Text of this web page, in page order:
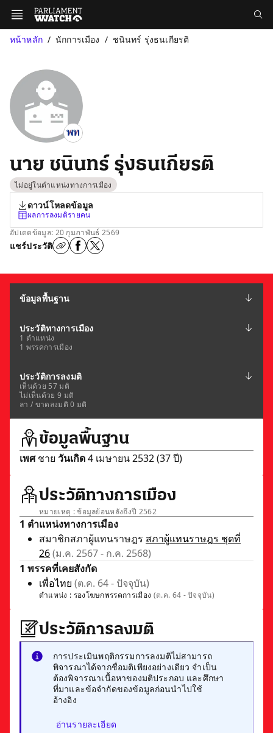
หน้าหลัก นักการเมือง ชนินทร์ รุ่งธนเกียรติ
นาย ชนินทร์ รุ่งธนเกียรติ
ไม่อยู่ในตำแหน่งทางการเมือง
ดาวน์โหลดข้อมูล
ผลการลงมติรายคน
อัปเดตข้อมูล: 20 กุมภาพันธ์ 2569
แชร์ประวัติ
ข้อมูลพื้นฐาน
ประวัติทางการเมือง
1 ตำแหน่ง
1 พรรคการเมือง
ประวัติการลงมติ
เห็นด้วย 57 มติ
ไม่เห็นด้วย 9 มติ
ลา / ขาดลงมติ 0 มติ
ข้อมูลพื้นฐาน
เพศชาย วันเกิด4 เมษายน 2532 (37 ปี)
ประวัติทางการเมือง
หมายเหตุ : ข้อมูลย้อนหลังถึงปี 2562
1 ตำแหน่งทางการเมือง
สมาชิกสภาผู้แทนราษฎร สภาผู้แทนราษฎร ชุดที่
26(ม.ค. 2567 - ก.ค. 2568)
1 พรรคที่เคยสังกัด
เพื่อไทย (ต.ค. 64 - ปัจจุบัน)
ตำแหน่ง : รองโฆษกพรรคการเมือง (ต.ค. 64 - ปัจจุบัน)
ประวัติการลงมติ
การประเมินพฤติกรรมการลงมติไม่สามารถ
พิจารณาได้จากชื่อมติเพียงอย่างเดียว จำเป็น
ต้องพิจารณาเนื้อหาของมติประกอบ และศึกษา
ที่มาและข้อจำกัดของข้อมูลก่อนนำไปใช้
อ้างอิง
อ่านรายละเอียด